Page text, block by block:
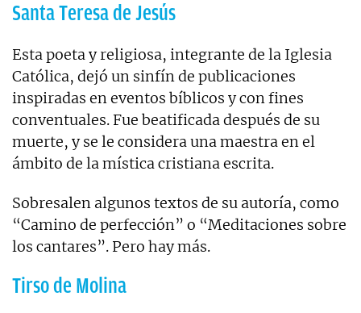
Santa Teresa de Jesús
Esta poeta y religiosa, integrante de la Iglesia
Católica, dejó un sinfín de publicaciones
inspiradas en eventos bíblicos y con fines
conventuales. Fue beatificada después de su
muerte, y se le considera una maestra en el
ámbito de la mística cristiana escrita.
Sobresalen algunos textos de su autoría, como
“Camino de perfección” o “Meditaciones sobre
los cantares”. Pero hay más.
Tirso de Molina